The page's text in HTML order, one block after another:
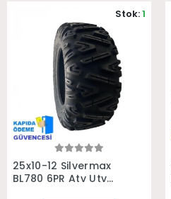
Sepete Ekle
25x10-12 Silvermax
BL780 6PR Atv Utv
Stok:1